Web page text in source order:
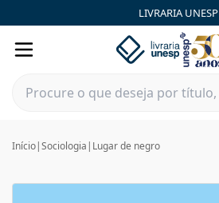
LIVRARIA UNESP
Início|Sociologia | Lugar de negro